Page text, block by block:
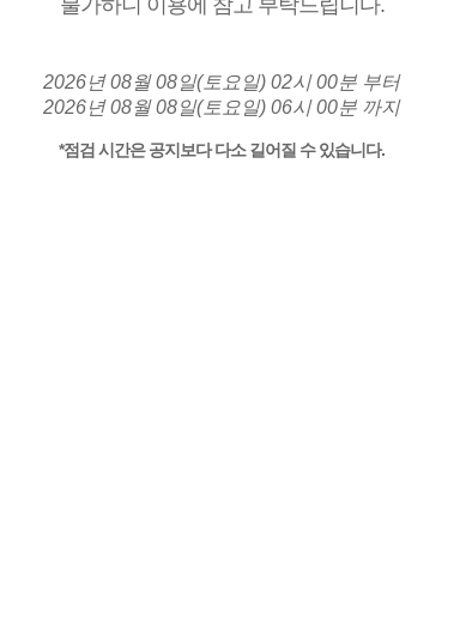
불가하니 이용에 참고 부탁드립니다.
2026년 08월 08일(토요일) 02시 00분 부터
2026년 08월 08일(토요일) 06시 00분 까지
*점검 시간은 공지보다 다소 길어질 수 있습니다.